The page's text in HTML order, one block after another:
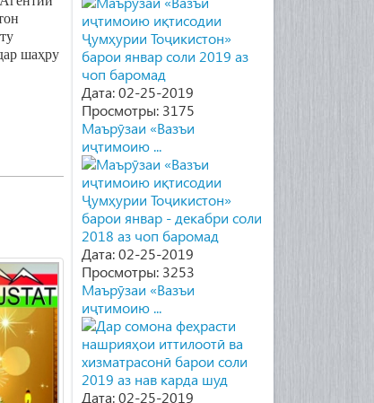
шаҳру
Дата: 02-25-2019
Просмотры: 3175
Маърӯзаи «Вазъи
иҷтимоию ...
Дата: 02-25-2019
Просмотры: 3253
Маърӯзаи «Вазъи
иҷтимоию ...
Дата: 02-25-2019